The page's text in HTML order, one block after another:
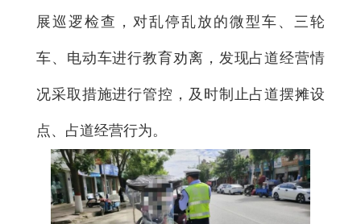
展巡逻检查，对乱停乱放的微型车、三轮
车、电动车进行教育劝离，发现占道经营情
况采取措施进行管控，及时制止占道摆摊设
点、占道经营行为。